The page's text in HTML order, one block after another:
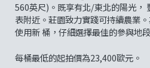
560英尺)。既享有北/東北的陽光，
表附近。莊園致力實踐可持續農業
使用新 桶，仔細選擇最佳的參與地
每桶最低的起拍價為23,400歐元。